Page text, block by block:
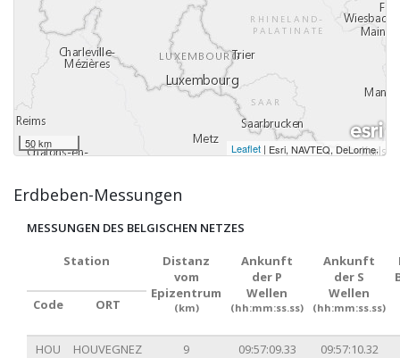
50 km Leaflet | Esri, NAVTEQ, DeLorme,
Erdbeben-Messungen
MESSUNGEN DES BELGISCHEN NETZES
Station
Distanz
vom
Epizentrum
(km)
Ankunft
der P
Wellen
(hh:mm:ss.ss)
Ankunft
der S
Wellen
(hh:mm:ss.ss)
Code
ORT
HOU HOUVEGNEZ 9 09:57:09.33
09:57:10.32